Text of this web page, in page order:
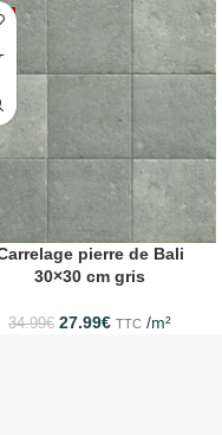
pierre de Bali
30×30 cm gris
34.99€ 27.99€ TTC /m²